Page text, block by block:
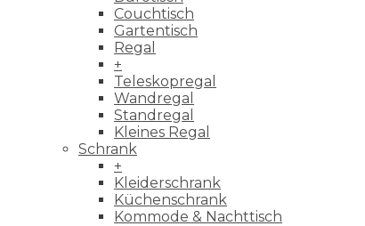
Couchtisch
Gartentisch
Regal
+
Teleskopregal
Wandregal
Standregal
Kleines Regal
Schrank
+
Kleiderschrank
Küchenschrank
Kommode & Nachttisch